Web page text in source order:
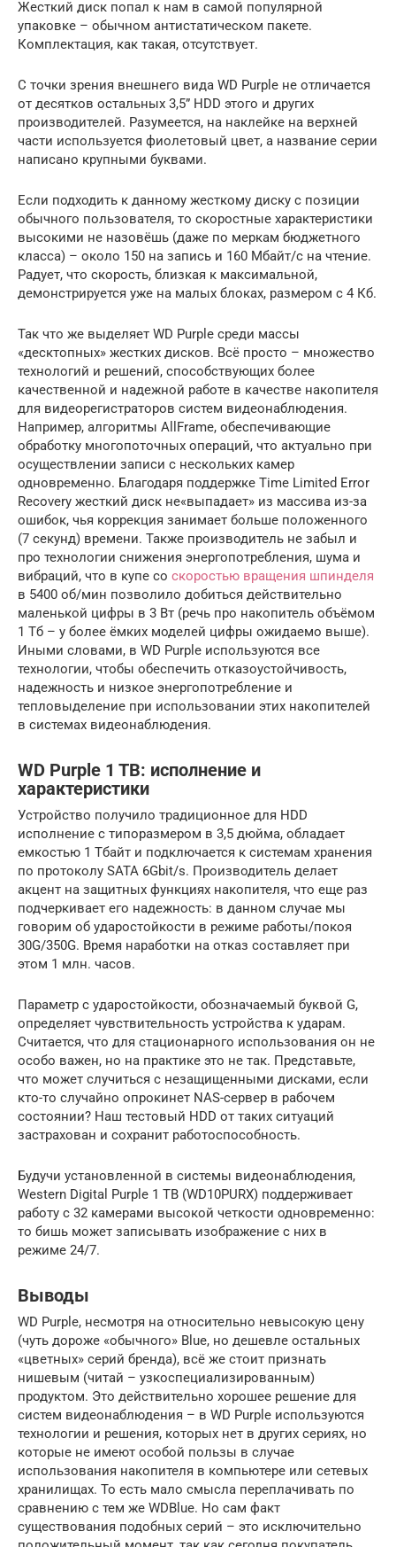
Жесткий диск попал к нам в самой популярной
упаковке – обычном антистатическом пакете.
Комплектация, как такая, отсутствует.
С точки зрения внешнего вида WD Purple не отличается
от десятков остальных 3,5” HDD этого и других
производителей. Разумеется, на наклейке на верхней
части используется фиолетовый цвет, а название серии
написано крупными буквами.
Если подходить к данному жесткому диску с позиции
обычного пользователя, то скоростные характеристики
высокими не назовёшь (даже по меркам бюджетного
класса) – около 150 на запись и 160 Мбайт/с на чтение.
Радует, что скорость, близкая к максимальной,
демонстрируется уже на малых блоках, размером с 4 Кб.
Так что же выделяет WD Purple среди массы
«десктопных» жестких дисков. Всё просто – множество
технологий и решений, способствующих более
качественной и надежной работе в качестве накопителя
для видеорегистраторов систем видеонаблюдения.
Например, алгоритмы AllFrame, обеспечивающие
обработку многопоточных операций, что актуально при
осуществлении записи с нескольких камер
одновременно. Благодаря поддержке Time Limited Error
Recovery жесткий диск не«выпадает» из массива из-за
ошибок, чья коррекция занимает больше положенного
(7 секунд) времени. Также производитель не забыл и
про технологии снижения энергопотребления, шума и
вибраций, что в купе со скоростью вращения шпинделя
в 5400 об/мин позволило добиться действительно
маленькой цифры в 3 Вт (речь про накопитель объёмом
1 Тб – у более ёмких моделей цифры ожидаемо выше).
Иными словами, в WD Purple используются все
технологии, чтобы обеспечить отказоустойчивость,
надежность и низкое энергопотребление и
тепловыделение при использовании этих накопителей
в системах видеонаблюдения.
WD Purple 1 TB: исполнение и
характеристики
Устройство получило традиционное для HDD
исполнение с типоразмером в 3,5 дюйма, обладает
емкостью 1 Тбайт и подключается к системам хранения
по протоколу SATA 6Gbit/s. Производитель делает
акцент на защитных функциях накопителя, что еще раз
подчеркивает его надежность: в данном случае мы
говорим об ударостойкости в режиме работы/покоя
30G/350G. Время наработки на отказ составляет при
этом 1 млн. часов.
Параметр с ударостойкости, обозначаемый буквой G,
определяет чувствительность устройства к ударам.
Считается, что для стационарного использования он не
особо важен, но на практике это не так. Представьте,
что может случиться с незащищенными дисками, если
кто-то случайно опрокинет NAS-сервер в рабочем
состоянии? Наш тестовый HDD от таких ситуаций
застрахован и сохранит работоспособность.
Будучи установленной в системы видеонаблюдения,
Western Digital Purple 1 TB (WD10PURX) поддерживает
работу с 32 камерами высокой четкости одновременно:
то бишь может записывать изображение с них в
режиме 24/7.
Выводы
WD Purple, несмотря на относительно невысокую цену
(чуть дороже «обычного» Blue, но дешевле остальных
«цветных» серий бренда), всё же стоит признать
нишевым (читай – узкоспециализированным)
продуктом. Это действительно хорошее решение для
систем видеонаблюдения – в WD Purple используются
технологии и решения, которых нет в других сериях, но
которые не имеют особой пользы в случае
использования накопителя в компьютере или сетевых
хранилищах. То есть мало смысла переплачивать по
сравнению с тем же WDBlue. Но сам факт
существования подобных серий – это исключительно